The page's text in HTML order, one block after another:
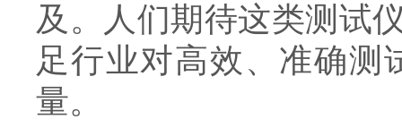
及。人们期待这类测试
足行业对高效、准确测
量。